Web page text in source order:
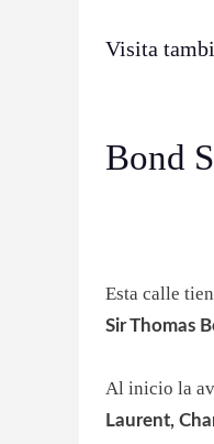
Visita
Bond
Esta calle
Sir Thomas
Al inicio la
Laurent,